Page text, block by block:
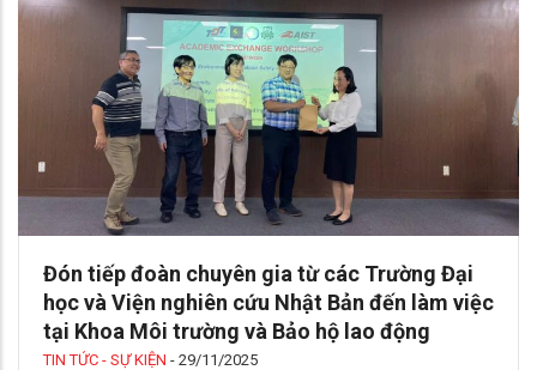
Đón tiếp đoàn chuyên gia từ các Trường Đại
học và Viện nghiên cứu Nhật Bản đến làm việc
tại Khoa Môi trường và Bảo hộ lao động
TIN TỨC - SỰ KIỆN - 29/11/2025